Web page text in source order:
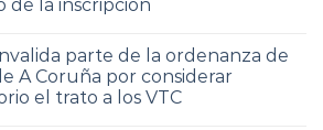
de la inscripción
parte de la ordenanza de
A Coruña por considerar
el trato a los VTC